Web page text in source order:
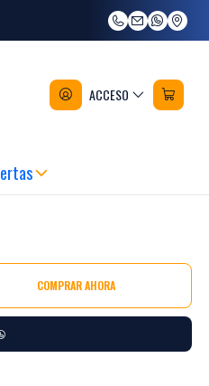
ACCESO
Sc200-b2
COMPRAR AHORA